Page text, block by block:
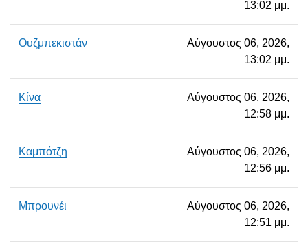
13:02 μμ.
Ουζμπεκιστάν
Αύγουστος 06, 2026,
13:02 μμ.
Κίνα
Αύγουστος 06, 2026,
12:58 μμ.
Καμπότζη
Αύγουστος 06, 2026,
12:56 μμ.
Μπρουνέι
Αύγουστος 06, 2026,
12:51 μμ.